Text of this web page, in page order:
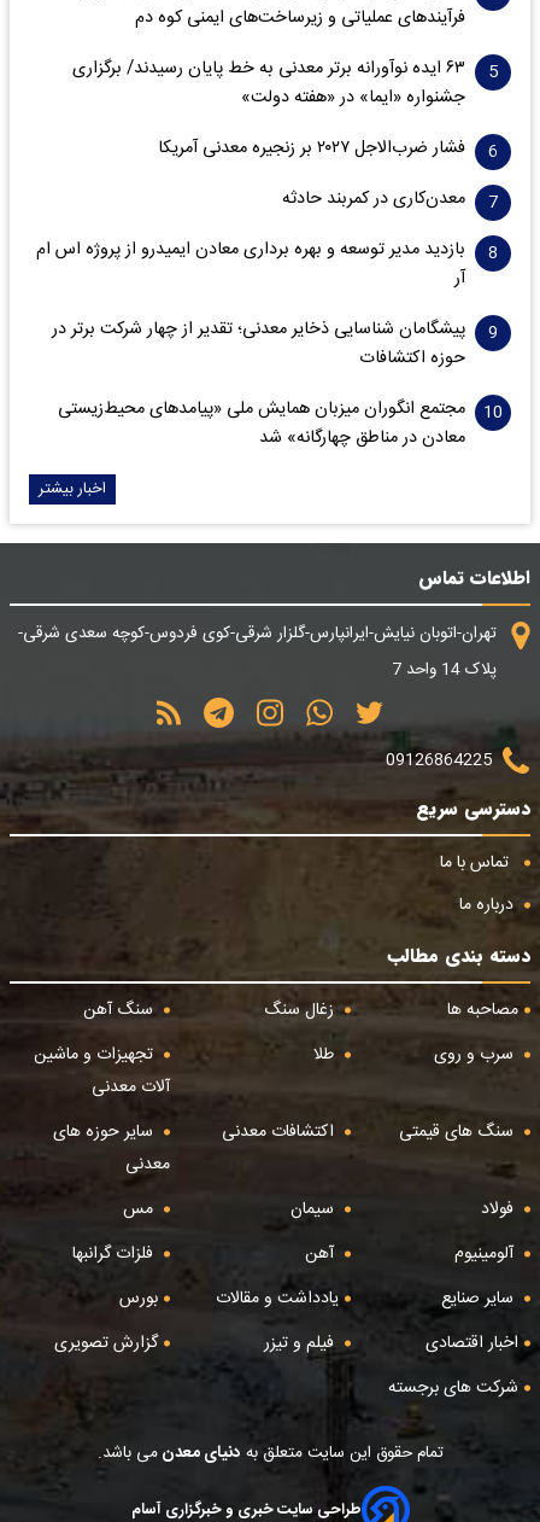
فرآیندهای عملیاتی و زیرساخت‌های ایمنی کوه دم
۶۳ ایده نوآورانه برتر معدنی به خط پایان رسیدند/ برگزاری
جشنواره «ایما» در «هفته دولت»
فشار ضرب‌الاجل ۲۰۲۷ بر زنجیره معدنی آمریکا
معدن‌کاری در کمربند حادثه
بازدید مدیر توسعه و بهره برداری معادن ایمیدرو از پروژه اس ام
آر
پیشگامان شناسایی ذخایر معدنی؛ تقدیر از چهار شرکت برتر در
حوزه اکتشافات‌
مجتمع انگوران میزبان همایش ملی «پیامدهای محیط‌زیستی
معادن در مناطق چهارگانه» شد
اخبار بیشتر
اطلاعات تماس
تهران-اتوبان نیایش-ایرانپارس-گلزار شرقی-کوی فردوس-کوچه سعدی شرقی-
پلاک 14 واحد 7
09126864225
دسترسی سریع
تماس با ما
درباره ما
دسته بندی مطالب
مصاحبه ها
زغال سنگ
سنگ آهن
سرب و روی
طلا
تجهیزات و ماشین
آلات معدنی
سنگ های قیمتی
اکتشافات معدنی
سایر حوزه های
معدنی
فولاد
سیمان
مس
آلومینیوم
آهن
فلزات گرانبها
سایر صنایع
یادداشت و مقالات
بورس
اخبار اقتصادی
فیلم و تیزر
گزارش تصویری
شرکت های برجسته
تمام حقوق این سایت متعلق به دنیای معدنمی باشد.
طراحی سایت خبری و خبرگزاری آسام